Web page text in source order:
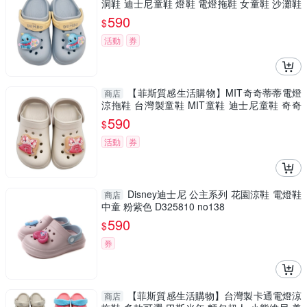
洞鞋 迪士尼童鞋 燈鞋 電燈拖鞋 女童鞋 沙灘鞋
Dumbo
$590
活動 券
商店
【菲斯質感生活購物】MIT奇奇蒂蒂電燈
涼拖鞋 台灣製童鞋 MIT童鞋 迪士尼童鞋 奇奇
蒂蒂童鞋
$590
活動 券
商店
Disney迪士尼 公主系列 花園涼鞋 電燈鞋
中童 粉紫色 D325810 no138
$590
券
商店
【菲斯質感生活購物】台灣製卡通電燈涼